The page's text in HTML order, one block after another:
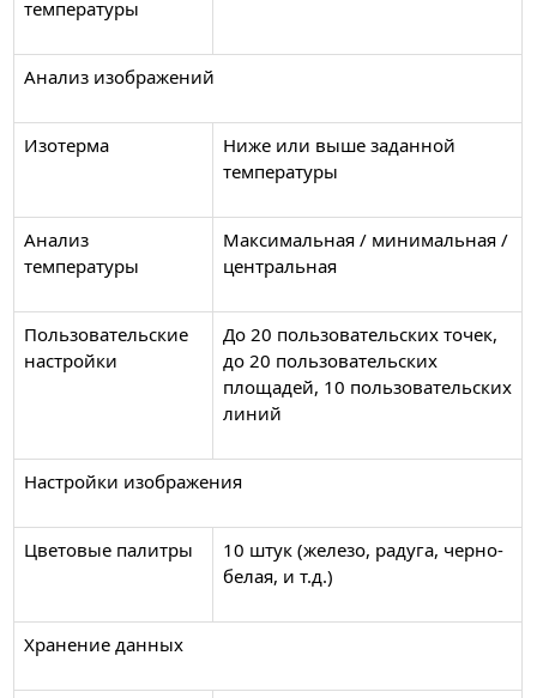
температуры
Анализ изображений
Изотерма
Ниже или выше заданной
температуры
Анализ
температуры
Максимальная / минимальная /
центральная
Пользовательские
настройки
До 20 пользовательских точек,
до 20 пользовательских
площадей, 10 пользовательских
линий
Настройки изображения
Цветовые палитры
10 штук (железо, радуга, черно-
белая, и т.д.)
Хранение данных